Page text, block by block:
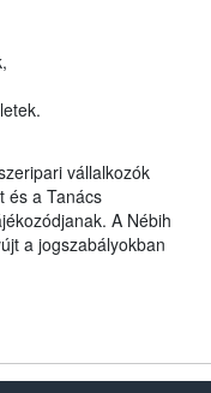
vállalkozók
és a Tanács
A Nébih
a jogszabályokban